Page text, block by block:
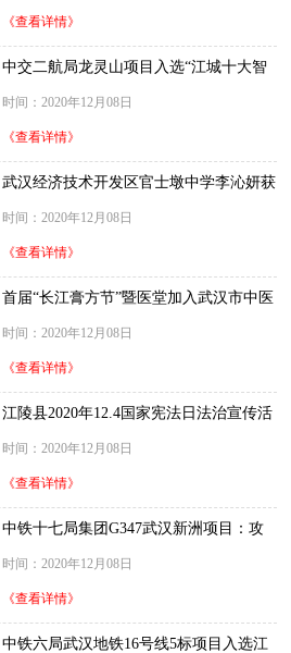
《查看详情》
中交二航局龙灵山项目入选“江城十大智
时间：2020年12月08日
《查看详情》
武汉经济技术开发区官士墩中学李沁妍获
时间：2020年12月08日
《查看详情》
首届“长江膏方节”暨医堂加入武汉市中医
时间：2020年12月08日
《查看详情》
江陵县2020年12.4国家宪法日法治宣传活
时间：2020年12月08日
《查看详情》
中铁十七局集团G347武汉新洲项目：攻
时间：2020年12月08日
《查看详情》
中铁六局武汉地铁16号线5标项目入选江